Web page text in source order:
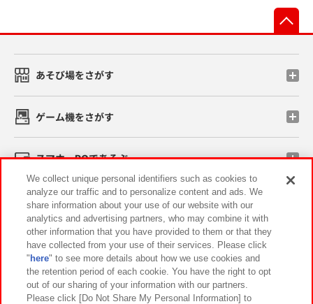
あそび場をさがす
ゲーム機をさがす
スマホ・PCであそぶ
イベント・キャンペーン
関連会社 サステナビリティ サイトポリシー
プライバシーポリシー ウェブアクセシビリティ方針と検証結果
We collect unique personal identifiers such as cookies to
analyze our traffic and to personalize content and ads. We
share information about your use of our website with our
analytics and advertising partners, who may combine it with
other information that you have provided to them or that they
have collected from your use of their services. Please click
" here" to see more details about how we use cookies and
the retention period of each cookie. You have the right to opt
out of our sharing of your information with our partners.
Please click [Do Not Share My Personal Information] to